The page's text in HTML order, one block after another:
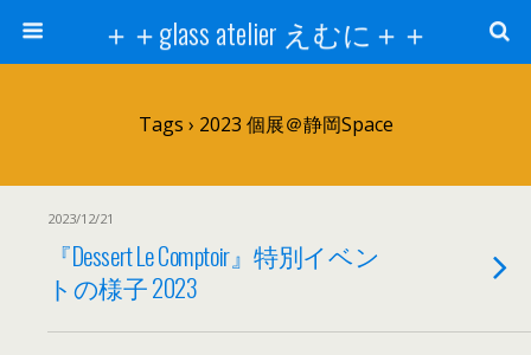
＋＋glass atelier えむに＋＋
Tags › 2023 個展＠静岡Space
2023/12/21
『Dessert Le Comptoir』特別イベン
トの様子 2023